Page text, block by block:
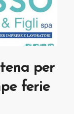
per
ferie